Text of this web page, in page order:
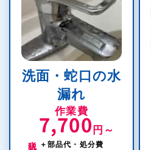
洗面・蛇口の水
漏れ
作業費
7,700 円～
＋部品代・処分費